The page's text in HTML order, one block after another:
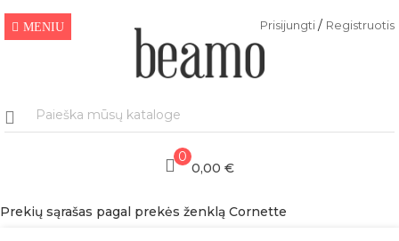
MENIU Prisijungti/ Registruotis
0
0,00 €
Prekių sąrašas pagal prekės ženklą Cornette